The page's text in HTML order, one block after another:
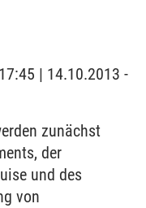
| 14.10.2013 -
zunächst
der
und des
von